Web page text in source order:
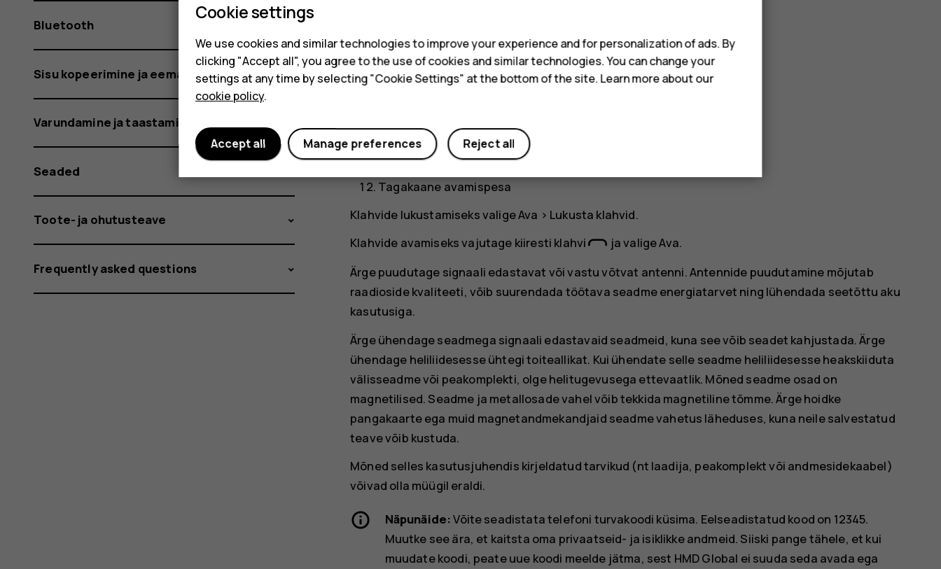
Kõrvaklapipesa
Valjuhääldi
Taskulamp
Antenniala
Tagakaane avamispesa
Klahvide lukustamiseks valigeAva > Lukusta klahvid.
Klahvide avamiseks vajutage kiiresti klahvi
ja valigeAva.
Ärge puudutage signaali edastavat või vastu võtvat antenni. Antennide puudutamine mõjutab
raadioside kvaliteeti, võib suurendada töötava seadme energiatarvet ning lühendada seetõttu aku
kasutusiga.
Ärge ühendage seadmega signaali edastavaid seadmeid, kuna see võib seadet kahjustada. Ärge
ühendage heliliidesesse ühtegi toiteallikat. Kui ühendate selle seadme heliliidesesse heakskiiduta
välisseadme või peakomplekti, olge helitugevusega ettevaatlik. Mõned seadme osad on
magnetilised. Seadme ja metallosade vahel võib tekkida magnetiline tõmme. Ärge hoidke
pangakaarte ega muid magnetandmekandjaid seadme vahetus läheduses, kuna neile salvestatud
teave võib kustuda.
Mõned selles kasutusjuhendis kirjeldatud tarvikud (nt laadija, peakomplekt või andmesidekaabel)
võivad olla müügil eraldi.
Näpunäide:Võite seadistata telefoni turvakoodi küsima. Eelseadistatud kood on 12345.
Muutke see ära, et kaitsta oma privaatseid- ja isiklikke andmeid. Siiski pange tähele, et kui
muudate koodi, peate uue koodi meelde jätma, sest HMD Global ei suuda seda avada ega
Bluetooth
Sisu kopeerimine ja eemaldamine
Varundamine ja taastamine
Seaded
Toote- ja ohutusteave
Frequently asked questions
Cookie settings
We use cookies and similar technologies to improve your experience and for personalization of ads. By
clicking "Accept all", you agree to the use of cookies and similar technologies. You can change your
settings at any time by selecting "Cookie Settings" at the bottom of the site. Learn more about our
cookie policy.
Reject all
Manage preferences
Accept all